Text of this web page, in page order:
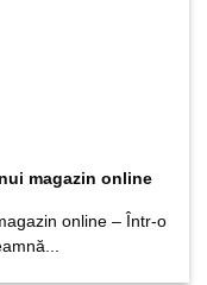
magazin online
online – Într-o